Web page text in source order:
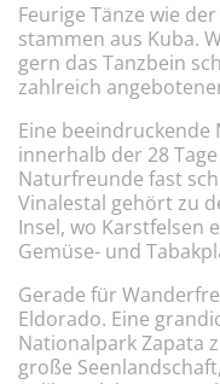
Feurige Tänze wie
stammen aus Kuba.
gern das Tanzbein
zahlreich
Eine beeindruckende
innerhalb der 28
Naturfreunde fast
Vinalestal gehört zu
Insel, wo Karstfelsen
Gemüse- und
Gerade für
Eldorado. Eine
Nationalpark Zapata
große